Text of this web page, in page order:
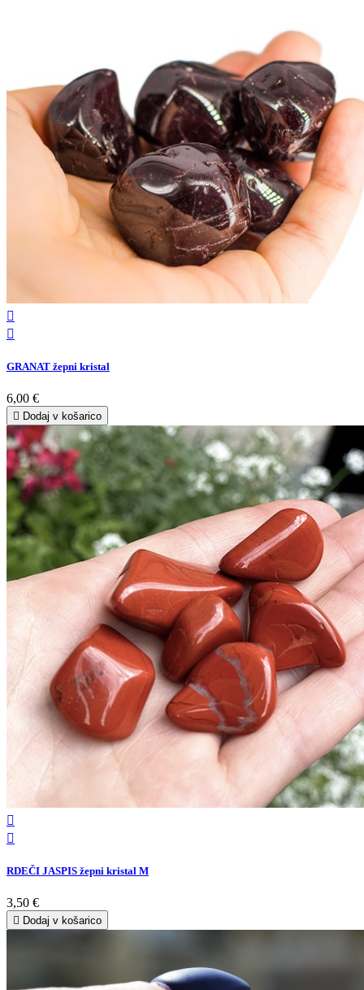


GRANAT žepni kristal
6,00 €
 Dodaj v košarico


RDEČI JASPIS žepni kristal M
3,50 €
 Dodaj v košarico